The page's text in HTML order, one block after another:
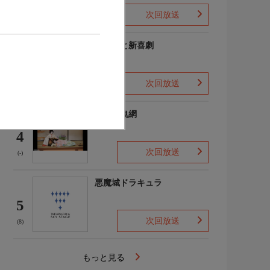
歌劇-」感謝祭
次回放送
よしもと新喜劇
次回放送
4
(-)
鰯賣戀曳網
次回放送
5
(8)
悪魔城ドラキュラ
次回放送
もっと見る